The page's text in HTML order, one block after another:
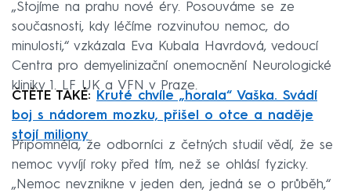
„Stojíme na prahu nové éry. Posouváme se ze
současnosti, kdy léčíme rozvinutou nemoc, do
minulosti,“ vzkázala Eva Kubala Havrdová, vedoucí
Centra pro demyelinizační onemocnění Neurologické
kliniky 1. LF UK a VFN v Praze.
ČTĚTE TAKÉ:
Kruté chvíle „horala“ Vaška. Svádí
boj s nádorem mozku, přišel o otce a naděje
stojí miliony
Připomněla, že odborníci z četných studií vědí, že se
nemoc vyvíjí roky před tím, než se ohlásí fyzicky.
„Nemoc nevznikne v jeden den, jedná se o průběh,“